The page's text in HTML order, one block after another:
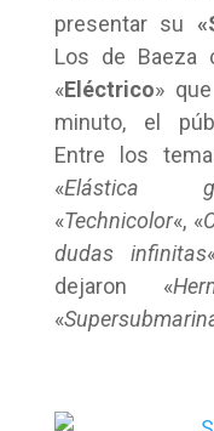
presentar su
Los de Baeza
«Eléctrico»
minuto, el
Entre los
«Elástica
«Technicolor«, «
dudas infinitas
dejaron «
«